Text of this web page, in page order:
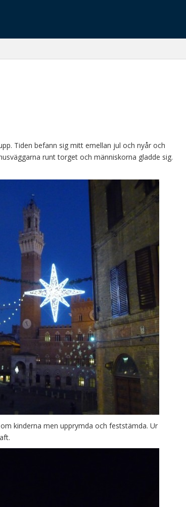
Tiden befann sig mitt emellan jul och nyår och
runt torget och människorna gladde sig.
kinderna men upprymda och feststämda. Ur